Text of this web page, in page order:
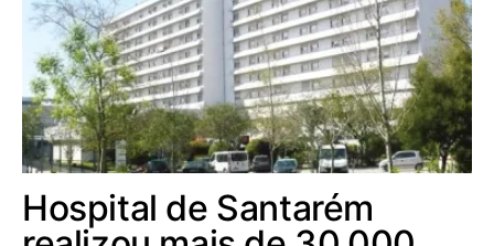
Hospital de Santarém